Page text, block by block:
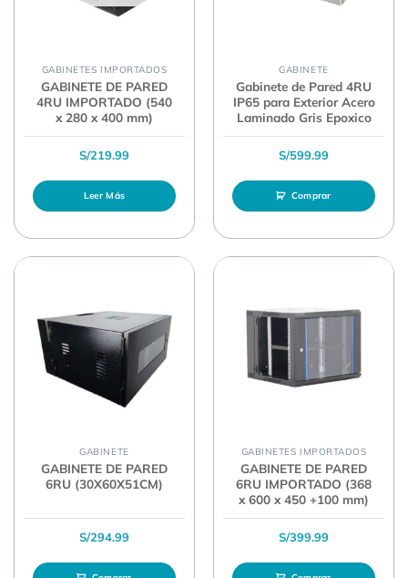
GABINETES IMPORTADOS
GABINETE DE PARED
4RU IMPORTADO (540
x 280 x 400 mm)
S/219.99
Leer Más
GABINETE
Gabinete de Pared 4RU
IP65 para Exterior Acero
Laminado Gris Epoxico
S/599.99
Comprar
GABINETE
GABINETE DE PARED
6RU (30X60X51CM)
S/294.99
GABINETES IMPORTADOS
GABINETE DE PARED
6RU IMPORTADO (368
x 600 x 450 +100 mm)
S/399.99